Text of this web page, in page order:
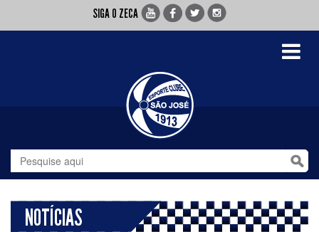
SIGA O ZECA
Toggle
NOTÍCIAS